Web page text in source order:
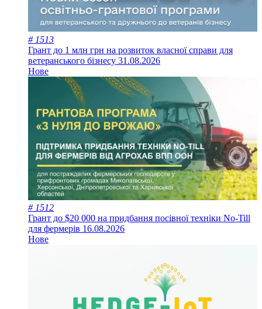
# 1513
Грант до 1 млн грн на розвиток власної справи для
ветеранського бізнесу 31.08.2026
Нове
# 1512
Грант до $20 000 на придбання посівної техніки No-Till
для фермерів 16.08.2026
Нове